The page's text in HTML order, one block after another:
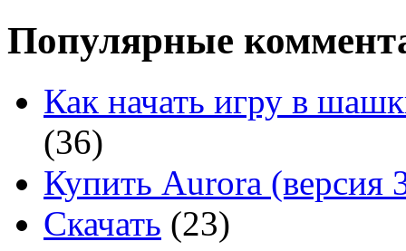
Популярные
Как начать игру в
(36)
Купить Aurora (версия
Скачать (23)